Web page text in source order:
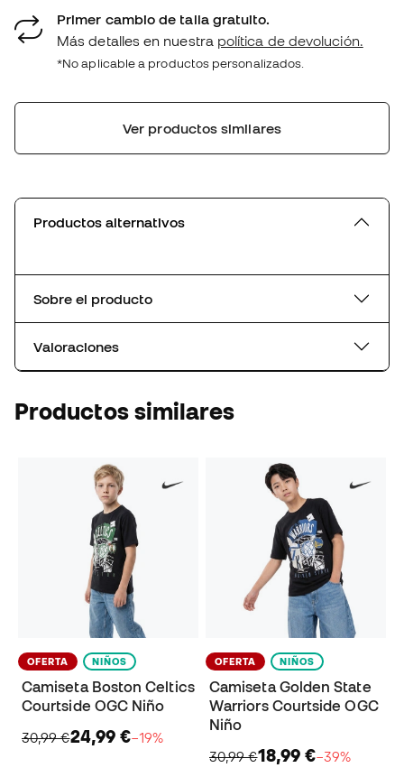
Primer cambio de talla gratuito.
Más detalles en nuestra política de devolución.
*No aplicable a productos personalizados.
Ver productos similares
Productos alternativos
Sobre el producto
Valoraciones
Productos similares
OFERTA NIÑOS
Camiseta Boston Celtics
Courtside OGC Niño
30,99 €24,99 €−19%
OFERTA NIÑOS
Camiseta Golden State
Warriors Courtside OGC
Niño
30,99 €18,99 €−39%